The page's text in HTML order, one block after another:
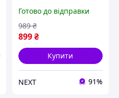
Готово до відправки
899₴
989 ₴
Купити
NEXT 91%